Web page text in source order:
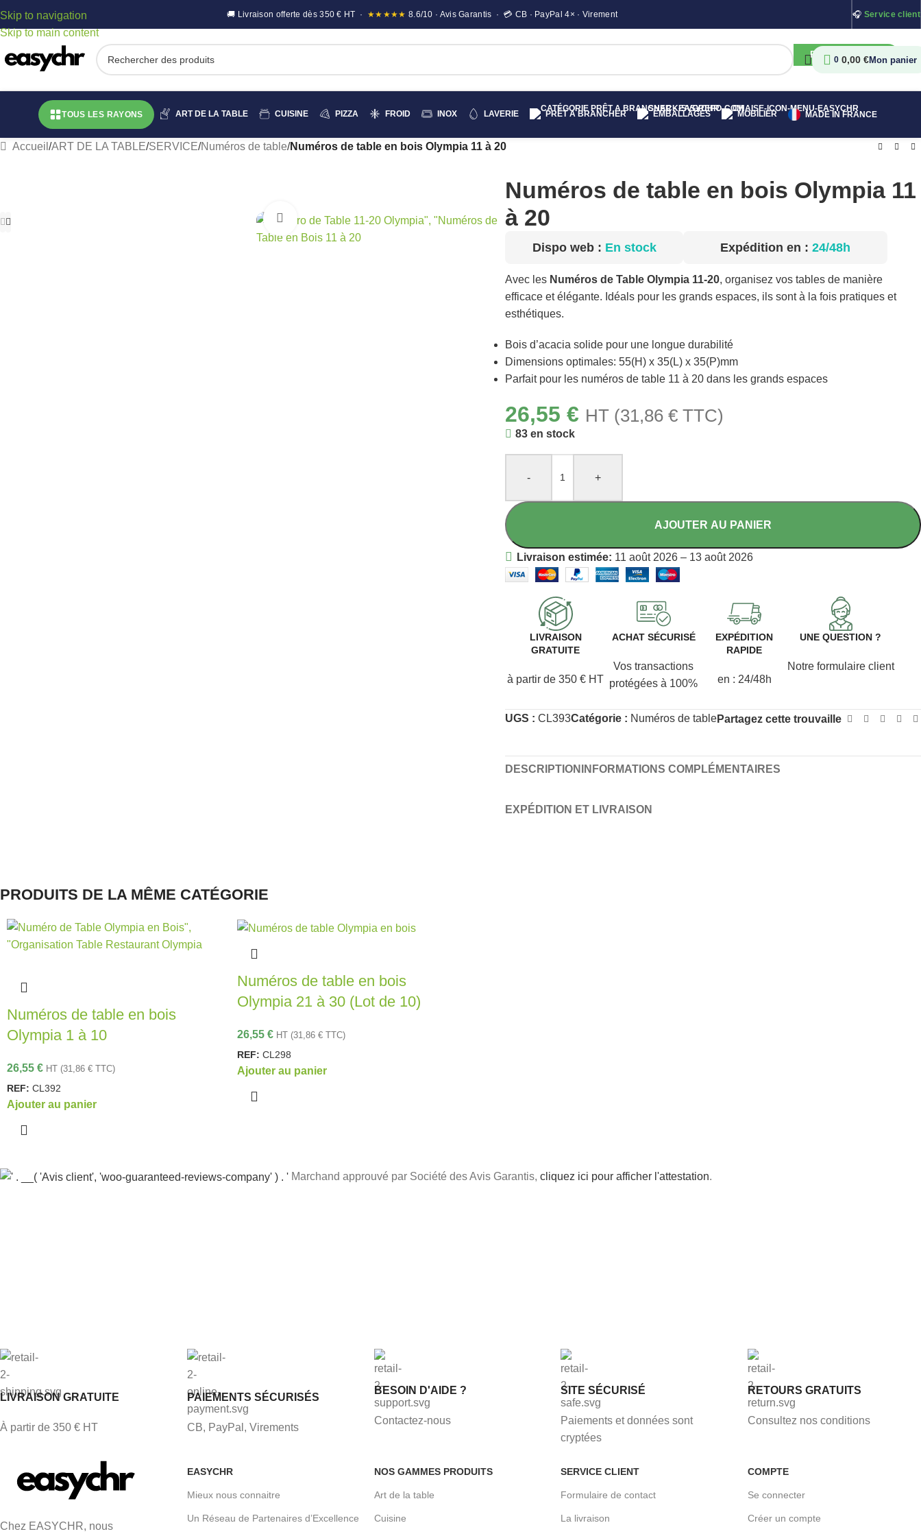
Skip to navigation
Skip to main content
🚚 Livraison offerte dès 350 € HT · ★★★★★ 8.6/10 · Avis Garantis · 💳 CB · PayPal 4× · Virement 🎧 Service client
RECHERCHER
0 0,00 €
TOUS LES RAYONS ART DE LA TABLE CUISINE PIZZA FROID INOX LAVERIE PRÊT A BRANCHER EMBALLAGES MOBILIER MADE IN FRANCE
Accueil /ART DE LA TABLE/SERVICE/Numéros de table/Numéros de table en bois Olympia 11 à 20
Cliquez pour agrandir
Numéros de table en bois Olympia 11
à 20
Dispo web : En stock Expédition en :24/48h
Avec les Numéros de Table Olympia 11-20, organisez vos tables de manière
efficace et élégante. Idéals pour les grands espaces, ils sont à la fois pratiques et
esthétiques.
Bois d’acacia solide pour une longue durabilité
Dimensions optimales: 55(H) x 35(L) x 35(P)mm
Parfait pour les numéros de table 11 à 20 dans les grands espaces
26,55€ HT (31,86€ TTC)
83 en stock
- +
AJOUTER AU PANIER
Livraison estimée: 11 août 2026 – 13 août 2026
LIVRAISON
GRATUITE
à partir de 350 € HT
ACHAT SÉCURISÉ
Vos transactions
protégées à 100%
EXPÉDITION
RAPIDE
en : 24/48h
UNE QUESTION ?
Notre formulaire client
UGS :CL393Catégorie : Numéros de tablePartagez cette trouvaille
DESCRIPTION INFORMATIONS COMPLÉMENTAIRES
EXPÉDITION ET LIVRAISON
PRODUITS DE LA MÊME CATÉGORIE
Numéros de table en bois
Olympia 1 à 10
26,55 € HT (31,86 € TTC)
REF: CL392
Ajouter au panier
Numéros de table en bois
Olympia 21 à 30 (Lot de 10)
26,55 € HT (31,86 € TTC)
REF: CL298
Ajouter au panier
Marchand approuvé par Société des Avis Garantis, cliquez ici pour afficher l'attestation.
LIVRAISON GRATUITE
À partir de 350 € HT
PAIEMENTS SÉCURISÉS
CB, PayPal, Virements
BESOIN D'AIDE ?
Contactez-nous
SITE SÉCURISÉ
Paiements et données sont
cryptées
RETOURS GRATUITS
Consultez nos conditions
Chez EASYCHR, nous
EASYCHR
Mieux nous connaitre
Un Réseau de Partenaires d’Excellence
NOS GAMMES PRODUITS
Art de la table
Cuisine
SERVICE CLIENT
Formulaire de contact
La livraison
COMPTE
Se connecter
Créer un compte